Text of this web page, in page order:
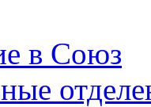
в Союз